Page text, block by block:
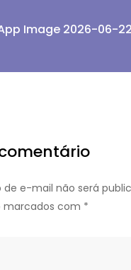
Image 2026-06-22
de e-mail não será
marcados com *